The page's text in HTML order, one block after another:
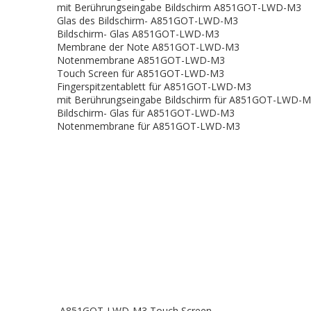
mit Berührungseingabe Bildschirm A851GOT-LWD-M3
Glas des Bildschirm- A851GOT-LWD-M3
Bildschirm- Glas A851GOT-LWD-M3
Membrane der Note A851GOT-LWD-M3
Notenmembrane A851GOT-LWD-M3
Touch Screen für A851GOT-LWD-M3
Fingerspitzentablett für A851GOT-LWD-M3
mit Berührungseingabe Bildschirm für A851GOT-LWD-
Bildschirm- Glas für A851GOT-LWD-M3
Notenmembrane für A851GOT-LWD-M3